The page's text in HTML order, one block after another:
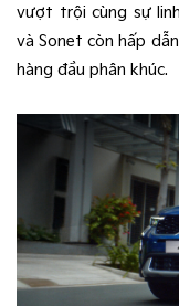
vượt trội cùng sự
và Sonet còn hấp
hàng đầu phân khúc.